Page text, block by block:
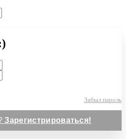
Забыл пароль
Зарегистрироваться!